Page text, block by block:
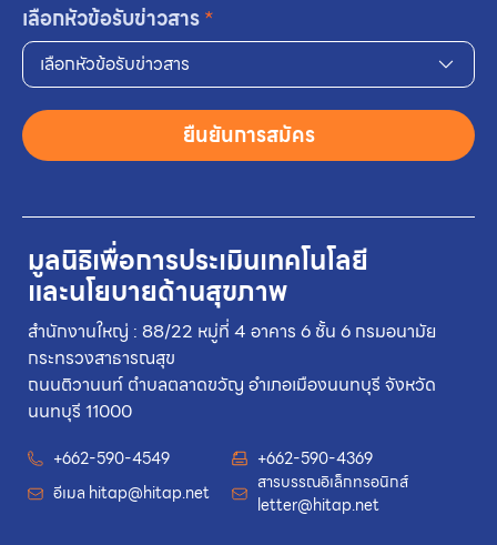
มูลนิธิเพื่อการประเมินเทคโนโลยี
และนโยบายด้านสุขภาพ
สำนักงานใหญ่ : 88/22 หมู่ที่ 4 อาคาร 6 ชั้น 6 กรมอนามัย
กระทรวงสาธารณสุข
ถนนติวานนท์ ตำบลตลาดขวัญ อำเภอเมืองนนทบุรี จังหวัด
นนทบุรี 11000
+662-590-4549
+662-590-4369
อีเมล hitap@hitap.net
สารบรรณอิเล็กทรอนิกส์
letter@hitap.net
เลือกหัวข้อรับข่าวสาร*
เลือกหัวข้อรับข่าวสาร
ยืนยันการสมัคร